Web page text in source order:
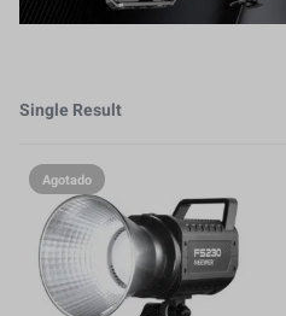
Single Result
Agotado